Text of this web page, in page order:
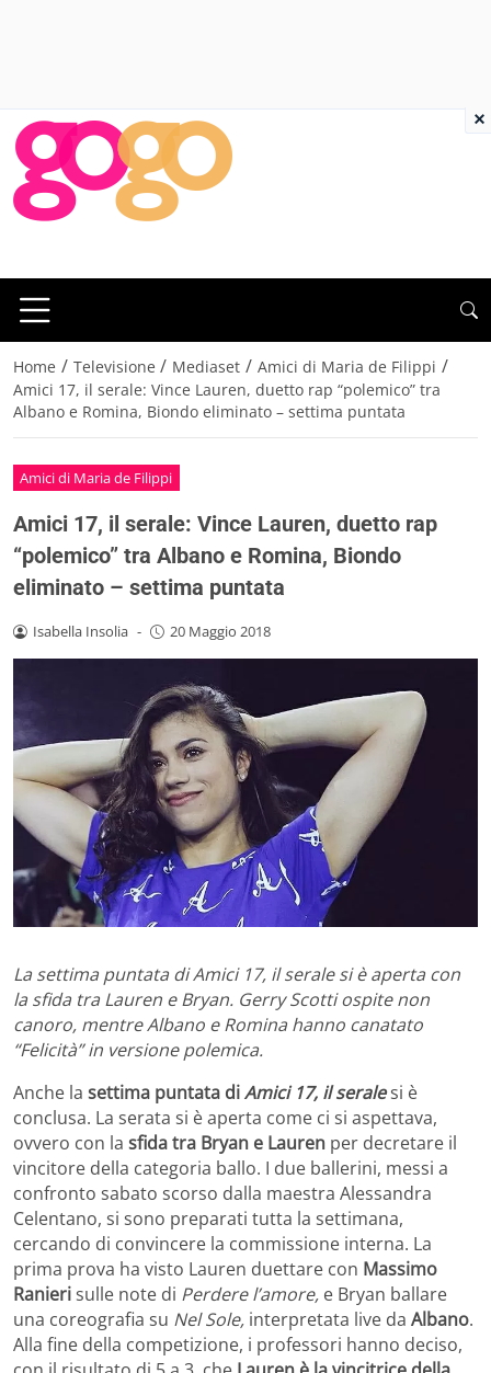
Home / Televisione / Mediaset / Amici di Maria de Filippi /
Amici 17, il serale: Vince Lauren, duetto rap “polemico” tra
Albano e Romina, Biondo eliminato – settima puntata
Amici di Maria de Filippi
Amici 17, il serale: Vince Lauren, duetto rap
“polemico” tra Albano e Romina, Biondo
eliminato – settima puntata
Isabella Insolia - 20 Maggio 2018
La settima puntata di Amici 17, il serale si è aperta con
la sfida tra Lauren e Bryan. Gerry Scotti ospite non
canoro, mentre Albano e Romina hanno canatato
“Felicità” in versione polemica.
Anche la settima puntata diAmici 17, il seralesi è
conclusa. La serata si è aperta come ci si aspettava,
ovvero con la sfida tra Bryan e Lauren per decretare il
vincitore della categoria ballo. I due ballerini, messi a
confronto sabato scorso dalla maestra Alessandra
Celentano, si sono preparati tutta la settimana,
cercando di convincere la commissione interna. La
prima prova ha visto Lauren duettare con Massimo
Ranierisulle note di Perdere l’amore, e Bryan ballare
una coreografia su Nel Sole, interpretata live da Albano.
Alla fine della competizione, i professori hanno deciso,
×